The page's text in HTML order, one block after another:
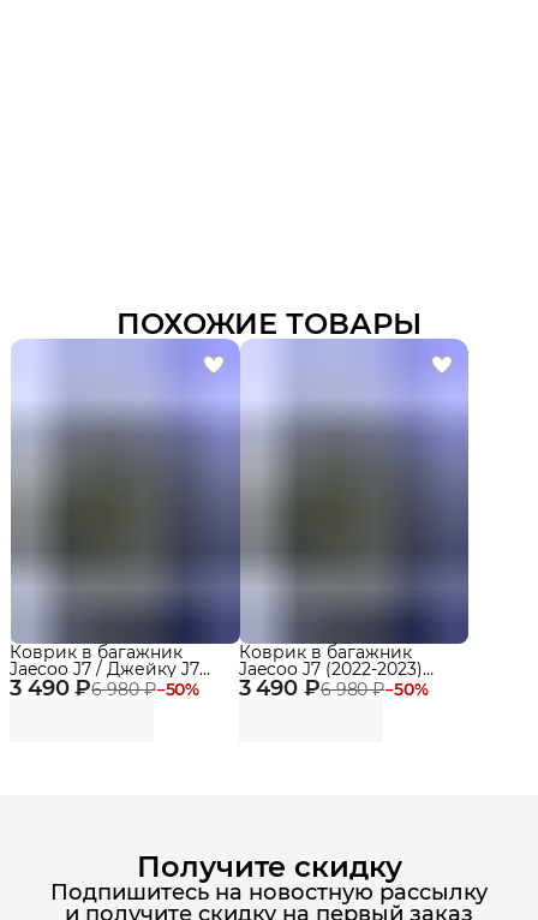
ПОХОЖИЕ ТОВАРЫ
3 490 ₽6 980 ₽−50%
Коврик в багажник
Jaecoo J7 / Джейку J7
(2024-) EVA 3D Premium
Delform
3 490 ₽6 980 ₽−50%
Коврик в багажник
Jaecoo J7 (2022-2023)
EVA 3D Premium
Получите скидку
Подпишитесь на новостную рассылку
и получите скидку на первый заказ